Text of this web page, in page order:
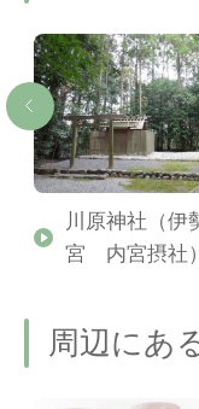
川原神社（伊
宮 内宮摂社）
周辺にあ